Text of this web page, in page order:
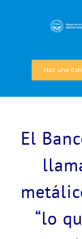
QUIÉNES SOMOS
NOTICIAS
CONTACTO
Haz una
El
“lo